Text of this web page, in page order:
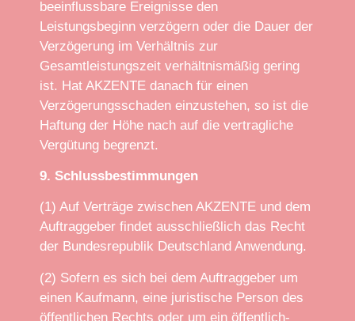
beeinflussbare Ereignisse den
Leistungsbeginn verzögern oder die Dauer der
Verzögerung im Verhältnis zur
Gesamtleistungszeit verhältnismäßig gering
ist. Hat AKZENTE danach für einen
Verzögerungsschaden einzustehen, so ist die
Haftung der Höhe nach auf die vertragliche
Vergütung begrenzt.
9. Schlussbestimmungen
(1) Auf Verträge zwischen AKZENTE und dem
Auftraggeber findet ausschließlich das Recht
der Bundesrepublik Deutschland Anwendung.
(2) Sofern es sich bei dem Auftraggeber um
einen Kaufmann, eine juristische Person des
öffentlichen Rechts oder um ein öffentlich-